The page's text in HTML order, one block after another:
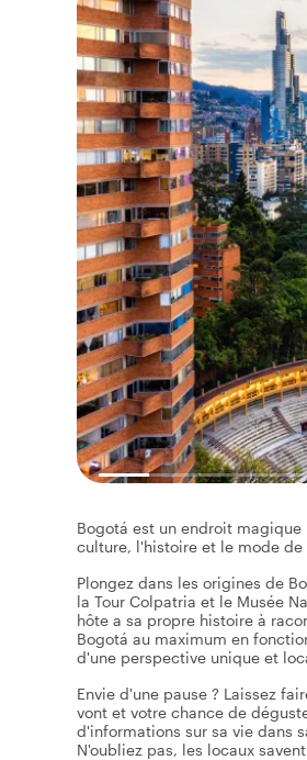
Bogotá est un endroit
culture, l'histoire et le mode
Plongez dans les origines de
la Tour Colpatria et le Musée
hôte a sa propre histoire à
Bogotá au maximum en
d'une perspective unique et
Envie d'une pause ? Laissez
vont et votre chance de
d'informations sur sa vie dans
N'oubliez pas, les locaux